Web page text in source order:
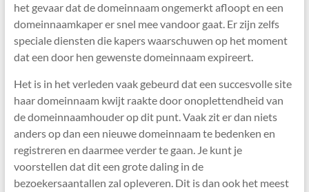
het gevaar dat de domeinnaam ongemerkt afloopt en een
domeinnaamkaper er snel mee vandoor gaat. Er zijn zelfs
speciale diensten die kapers waarschuwen op het moment
dat een door hen gewenste domeinnaam expireert.
Het is in het verleden vaak gebeurd dat een succesvolle site
haar domeinnaam kwijt raakte door onoplettendheid van
de domeinnaamhouder op dit punt. Vaak zit er dan niets
anders op dan een nieuwe domeinnaam te bedenken en
registreren en daarmee verder te gaan. Je kunt je
voorstellen dat dit een grote daling in de
bezoekersaantallen zal opleveren. Dit is dan ook het meest